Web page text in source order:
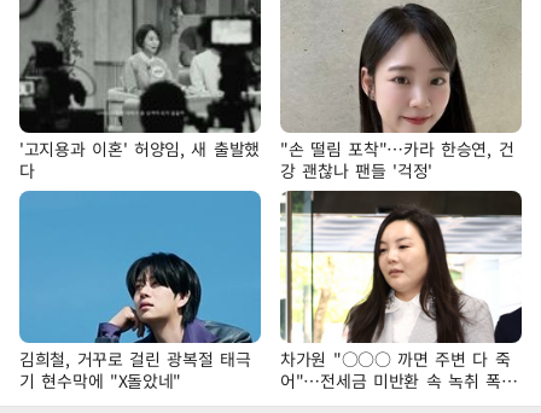
'고지용과 이혼' 허양임, 새 출발했
다
"손 떨림 포착"…카라 한승연, 건
강 괜찮나 팬들 '걱정'
김희철, 거꾸로 걸린 광복절 태극
기 현수막에 "X돌았네"
차가원 "○○○ 까면 주변 다 죽
어"…전세금 미반환 속 녹취 폭로
파장